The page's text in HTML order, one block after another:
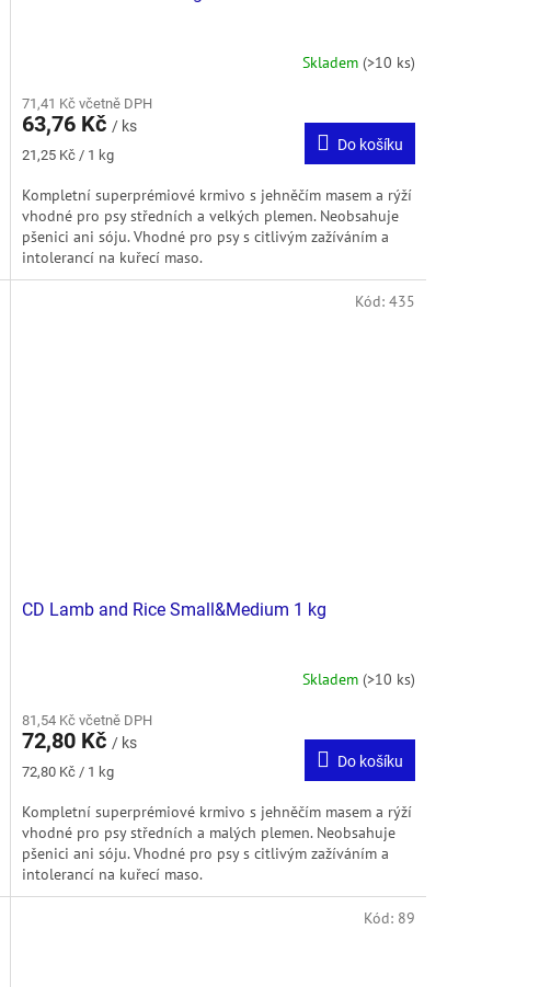
Skladem (>10 ks)
71,41 Kč včetně DPH
63,76 Kč / ks
Měrná
21,25 Kč / 1 kg
Do košíku
Kompletní superprémiové krmivo s jehněčím masem a rýží
vhodné pro psy středních a velkých plemen. Neobsahuje
pšenici ani sóju. Vhodné pro psy s citlivým zažíváním a
intolerancí na kuřecí maso.
CD Lamb and Rice Small&Medium 1 kg
Skladem (>10 ks)
81,54 Kč včetně DPH
72,80 Kč / ks
Měrná
72,80 Kč / 1 kg
Do košíku
Kompletní superprémiové krmivo s jehněčím masem a rýží
vhodné pro psy středních a malých plemen. Neobsahuje
pšenici ani sóju. Vhodné pro psy s citlivým zažíváním a
intolerancí na kuřecí maso.
Kód: 435
Kód: 89